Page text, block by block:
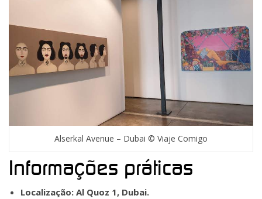
Alserkal Avenue – Dubai © Viaje Comigo
Informações práticas
Localização: Al Quoz 1, Dubai.